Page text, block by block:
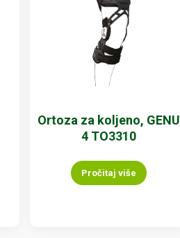
Ortoza za koljeno, GENU
4 TO3310
Pročitaj više